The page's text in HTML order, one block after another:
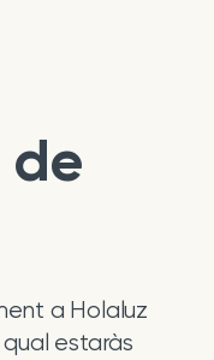
de
a Holaluz
estaràs